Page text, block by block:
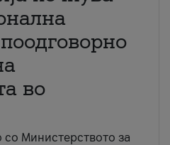
во
со Министерството за